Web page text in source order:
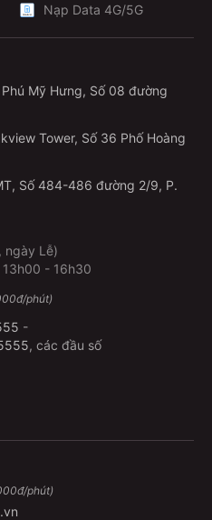
Nạp Data 4G/5G
Mỹ Hưng, Số 08 đường
Tower, Số 36 Phố Hoàng
Số 484-486 đường 2/9, P.
ngày Lễ)
- 16h30
phút)
-
, các đầu số
phút)